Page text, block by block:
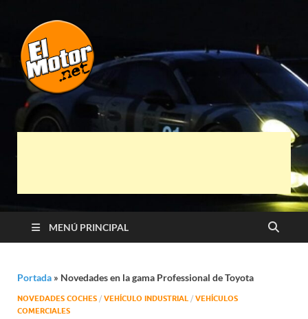
El Motor punto
Net
Automóviles
MENÚ PRINCIPAL
Portada » Novedades en la gama Professional de Toyota
NOVEDADES COCHES / VEHÍCULO INDUSTRIAL / VEHÍCULOS
COMERCIALES